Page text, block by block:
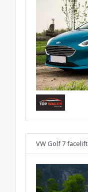
VW Golf 7 facelift